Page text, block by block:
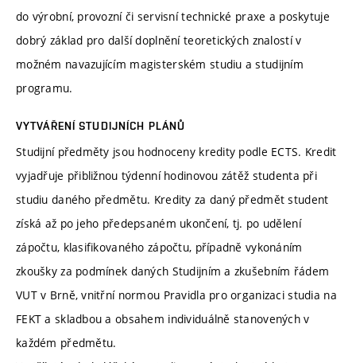
do výrobní, provozní či servisní technické praxe a poskytuje
dobrý základ pro další doplnění teoretických znalostí v
možném navazujícím magisterském studiu a studijním
programu.
VYTVÁŘENÍ STUDIJNÍCH PLÁNŮ
Studijní předměty jsou hodnoceny kredity podle ECTS. Kredit
vyjadřuje přibližnou týdenní hodinovou zátěž studenta při
studiu daného předmětu. Kredity za daný předmět student
získá až po jeho předepsaném ukončení, tj. po udělení
zápočtu, klasifikovaného zápočtu, případně vykonáním
zkoušky za podmínek daných Studijním a zkušebním řádem
VUT v Brně, vnitřní normou Pravidla pro organizaci studia na
FEKT a skladbou a obsahem individuálně stanovených v
každém předmětu.